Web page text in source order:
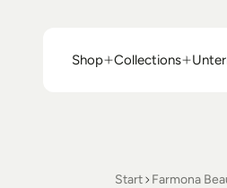
Shop
Collections
Start Farmona